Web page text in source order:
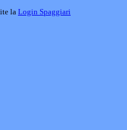
la Login Spaggiari